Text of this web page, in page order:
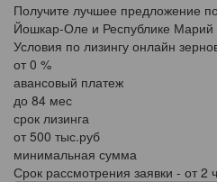
Получите лучшее предложение
Йошкар-Оле и Республике
Условия по лизингу онлайн
от 0 %
авансовый платеж
до 84 мес
срок лизинга
от 500 тыс.руб
минимальная сумма
Срок рассмотрения заявки - от 2